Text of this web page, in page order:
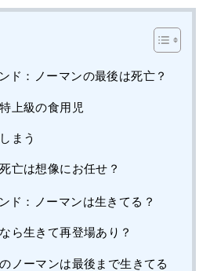
ド：ノーマンの最後は死亡？
上級の食用児
まう
亡は想像にお任せ？
ド：ノーマンは生きてる？
ら生きて再登場あり？
ノーマンは最後まで生きてる